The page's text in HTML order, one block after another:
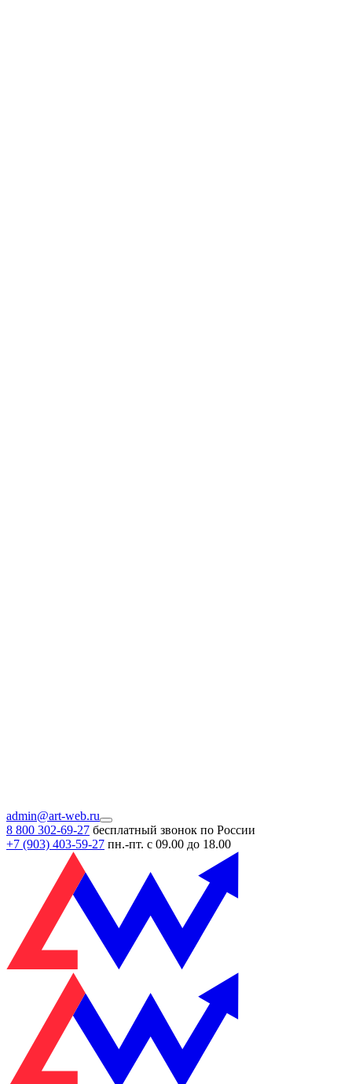
admin@art-web.ru
8 800 302-69-27 бесплатный звонок по России
+7 (903) 403-59-27 пн.-пт. с 09.00 до 18.00